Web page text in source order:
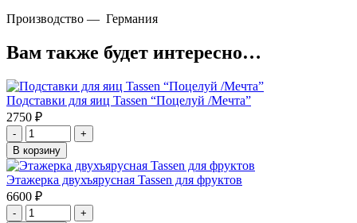
Производство — Германия
Вам также будет интересно…
Подставки для яиц Tassen “Поцелуй /Мечта”
2750 ₽
-
+
В корзину
Этажерка двухъярусная Tassen для фруктов
6600 ₽
-
+